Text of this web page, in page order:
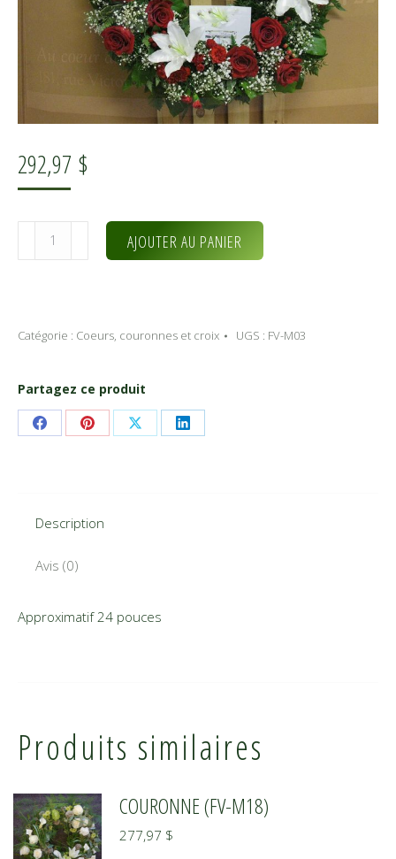
292,97 $
quantité
de
(FV-
AJOUTER AU PANIER
Catégorie : Coeurs, couronnes et croix UGS : FV-M03
Partagez ce produit
Share Share Share Share
Description
Avis (0)
Approximatif 24 pouces
Produits similaires
COURONNE (FV-M18)
277,97 $